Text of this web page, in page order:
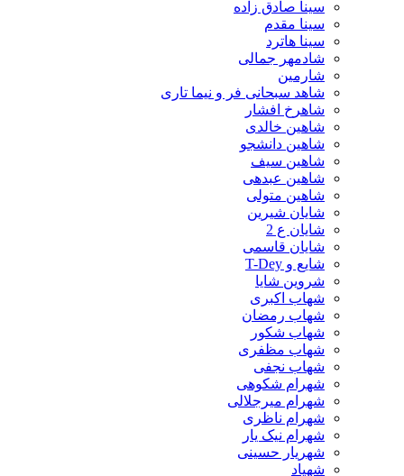
سینا صادق زاده
سینا مقدم
سینا هاترد
شادمهر جمالی
شارمین
شاهد سبحانی فر و نیما تاری
شاهرخ افشار
شاهین خالدی
شاهین دانشجو
شاهین سیف
شاهین عبدهی
شاهین متولی
شایان شیرین
شایان ع 2
شایان قاسمی
شایع و T-Dey
شروین شایا
شهاب اکبری
شهاب رمضان
شهاب شکور
شهاب مظفری
شهاب نجفی
شهرام شکوهی
شهرام میرجلالی
شهرام ناظری
شهرام نیک یار
شهریار حسینی
شهیاد